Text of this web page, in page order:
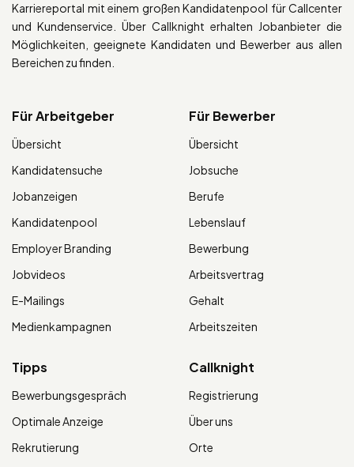
Karriereportal mit einem großen Kandidatenpool für Callcenter
und Kundenservice. Über Callknight erhalten Jobanbieter die
Möglichkeiten, geeignete Kandidaten und Bewerber aus allen
Bereichen zu finden.
Für Arbeitgeber
Übersicht
Kandidatensuche
Jobanzeigen
Kandidatenpool
Employer Branding
Jobvideos
E-Mailings
Medienkampagnen
Für Bewerber
Übersicht
Jobsuche
Berufe
Lebenslauf
Bewerbung
Arbeitsvertrag
Gehalt
Arbeitszeiten
Tipps
Bewerbungsgespräch
Optimale Anzeige
Rekrutierung
Callknight
Registrierung
Über uns
Orte